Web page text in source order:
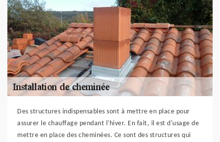
Des structures indispensables sont à mettre en place pour
assurer le chauffage pendant l'hiver. En fait, il est d'usage de
mettre en place des cheminées. Ce sont des structures qui